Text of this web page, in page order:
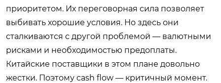
приоритетом. Их переговорная сила позволяет
выбивать хорошие условия. Но здесь они
сталкиваются с другой проблемой — валютными
рисками и необходимостью предоплаты.
Китайские поставщики в этом плане довольно
жестки. Поэтому cash flow — критичный момент.